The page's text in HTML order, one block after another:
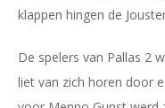
klappen hingen de
De spelers van Pallas 2
liet van zich horen door